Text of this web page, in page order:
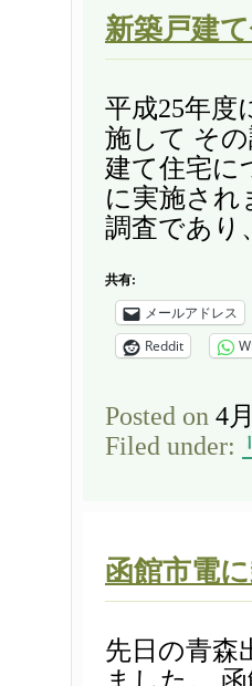
新築戸建
平成25年度
施して そ
建て住宅に
に実施され
調査であり
共有:
メールアドレス
Reddit
Posted on 4
Filed under:
函館市電
先日の青森